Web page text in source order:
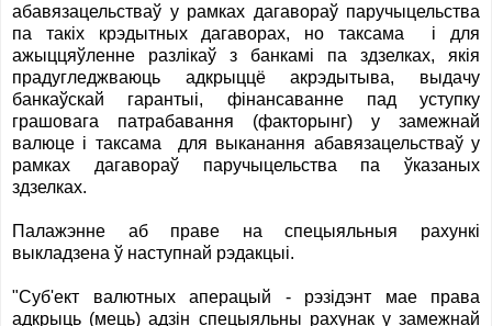
абавязацельстваў у рамках дагавораў паручыцельства
па такіх крэдытных дагаворах, но таксама і для
ажыццяўленне разлікаў з банкамі па здзелках, якiя
прадугледжваюць адкрыццё акрэдытыва, выдачу
банкаўскай гарантыі, фінансаванне пад уступку
грашовага патрабавання (факторынг) у замежнай
валюце і таксама для выканання абавязацельстваў у
рамках дагавораў паручыцельства па ўказаных
здзелках.
Палажэнне аб праве на спецыяльныя рахункі
выкладзена ў наступнай рэдакцыі.
"Суб'ект валютных аперацый - рэзідэнт мае права
адкрыць (мець) адзін спецыяльны рахунак у замежнай